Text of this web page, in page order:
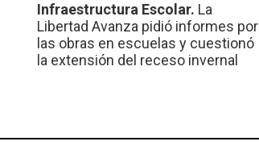
Infraestructura Escolar. La
Libertad Avanza pidió informes por
las obras en escuelas y cuestionó
la extensión del receso invernal